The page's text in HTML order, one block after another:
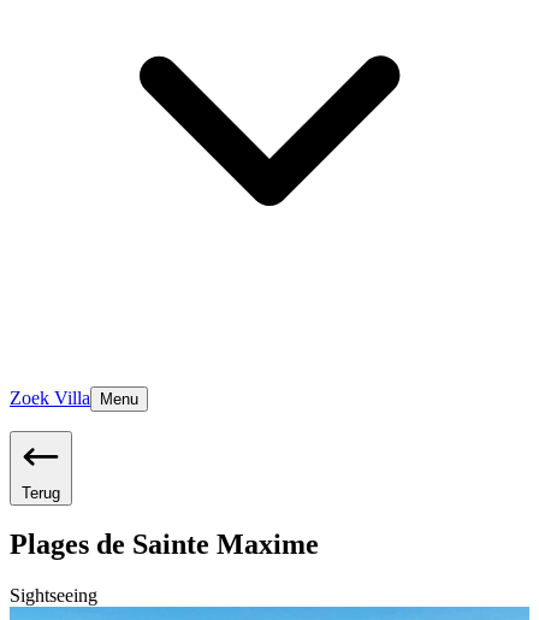
Zoek Villa Menu
Terug
Plages de Sainte Maxime
Sightseeing